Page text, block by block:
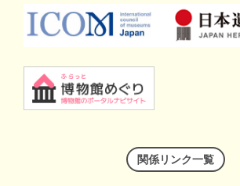
関係リンク一覧